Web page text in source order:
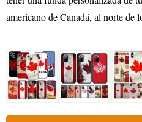
americano de Canadá, al norte de